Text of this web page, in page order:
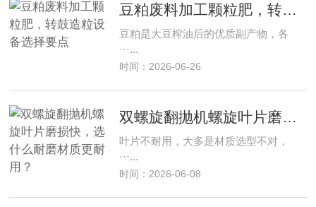
豆粕废料加工颗粒肥，转鼓造粒设备选择要点
豆粕是大豆榨油后的优质副产物，各
···...
时间：2026-06-26
双螺旋翻抛机螺旋叶片磨损快，选什么耐磨材质更耐用？
叶片不耐用，大多是材质选型不对，
···...
时间：2026-06-08